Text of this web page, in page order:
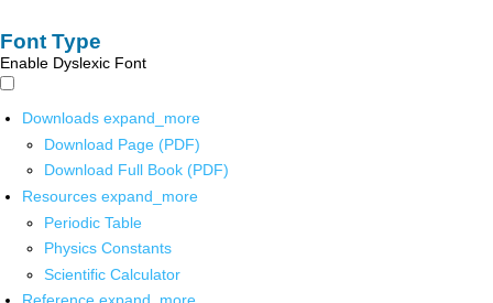
Font Type
Enable Dyslexic Font
Downloads expand_more
Download Page (PDF)
Download Full Book (PDF)
Resources expand_more
Periodic Table
Physics Constants
Scientific Calculator